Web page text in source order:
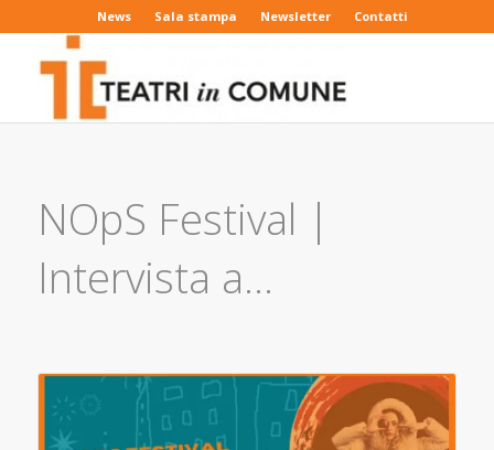
News Sala stampa Newsletter Contatti
NOpS Festival |
Intervista a…